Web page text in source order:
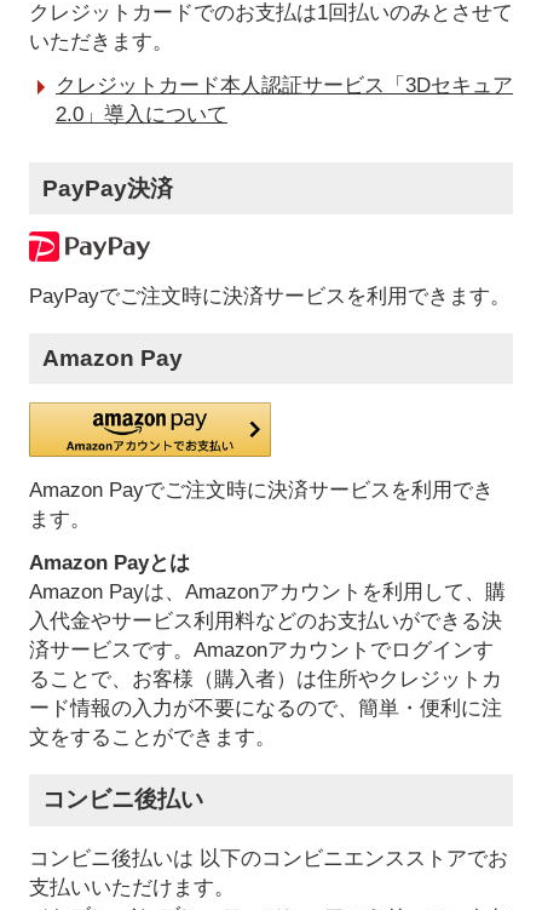
クレジットカードでのお支払は1回払いのみとさせて
いただきます。
クレジットカード本人認証サービス「3Dセキュア
2.0」導入について
PayPay決済
PayPayでご注文時に決済サービスを利用できます。
Amazon Pay
Amazon Payでご注文時に決済サービスを利用でき
ます。
Amazon Payとは
Amazon Payは、Amazonアカウントを利用して、購
入代金やサービス利用料などのお支払いができる決
済サービスです。Amazonアカウントでログインす
ることで、お客様（購入者）は住所やクレジットカ
ード情報の入力が不要になるので、簡単・便利に注
文をすることができます。
コンビニ後払い
コンビニ後払いは 以下のコンビニエンスストアでお
支払いいただけます。